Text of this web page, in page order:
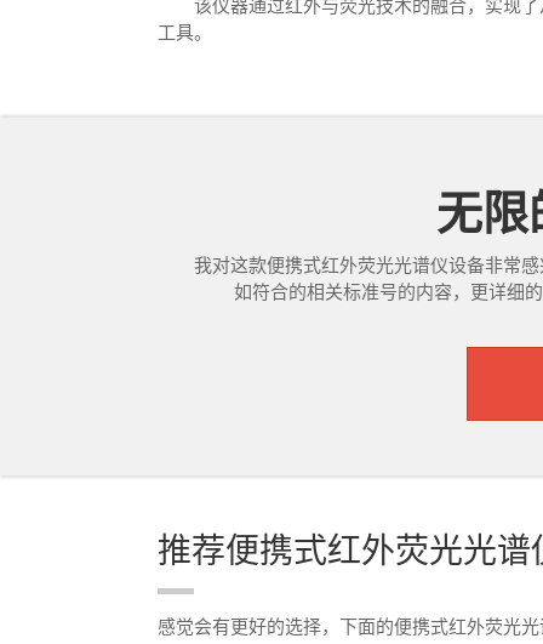
工具。
无
我对这款便携式红外荧光光谱仪设备非常
如符合的相关标准号的内容，更详细
推荐便携式红外荧光光谱
感觉会有更好的选择，下面的便携式红外荧光